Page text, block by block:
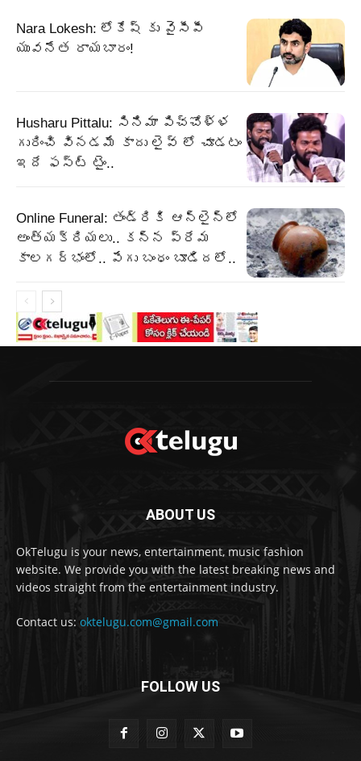
Nara Lokesh: లోకేష్ కు వైసీపీ
యువనేత రాయబారం!
Husharu Pittalu: సినిమా పిచ్చోళ్ళ
గురించి వినడమే కాదు లైవ్ లో చూడటం
ఇదే ఫస్ట్ టైం..
Online Funeral: తండ్రికి ఆన్లైన్లో
అంత్యక్రియలు.. కన్న ప్రేమ
కాలగర్భంలో.. పేగు బంధం బూడిదలో..
ABOUT US
OkTelugu is your news, entertainment, music fashion
website. We provide you with the latest breaking news and
videos straight from the entertainment industry.
Contact us: oktelugu.com@gmail.com
FOLLOW US